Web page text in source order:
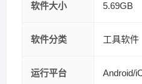
软件大小 5.69GB
软件分类 工具软件
运行平台 Android/